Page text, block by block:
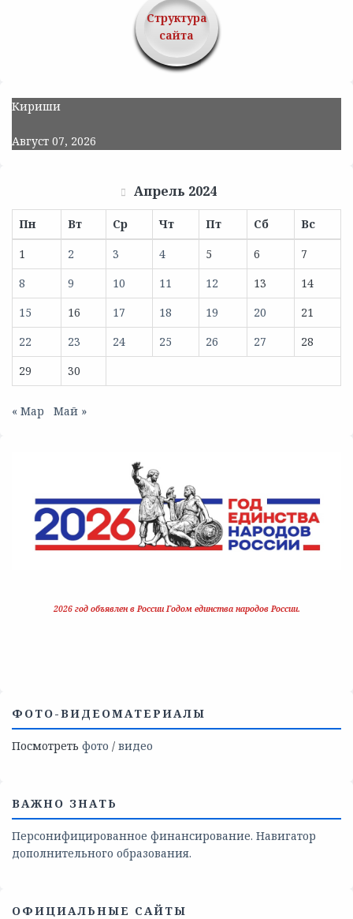
Структура
сайта
Кириши
Август 07, 2026
Апрель 2024
Пн Вт Ср Чт Пт Сб
Вс
1
2 3 4 5 6
7
8
9 10 11 12 13
14
15
16 17 18 19 20
21
22
23 24 25 26 27
28
29
30
« Мар Май »
2026 год объявлен в России Годом единства народов России.
ФОТО-ВИДЕОМАТЕРИАЛЫ
Посмотреть фото / видео
ВАЖНО ЗНАТЬ
Персонифицированное финансирование. Навигатор
дополнительного образования.
ОФИЦИАЛЬНЫЕ САЙТЫ